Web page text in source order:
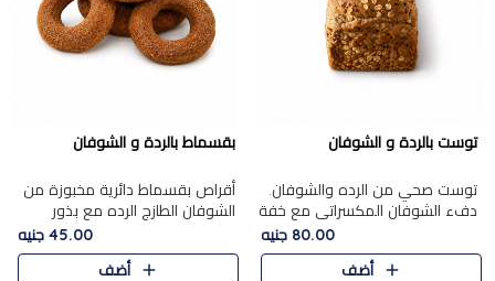
توست بالردة و الشوفان
توست صحي من الرده والشوفان.
دفء الشوفان المكسراتي مع خفة
80.00 جنيه
أضف
بقسماط بالردة و الشوفان
أقراص بقسماط دائرية مخبوزة من
الشوفان الطازج الرده مع بذور
مختارة. قرمشة الحبوب والبذور،
بداية صحية لكل صباح.
45.00 جنيه
أضف